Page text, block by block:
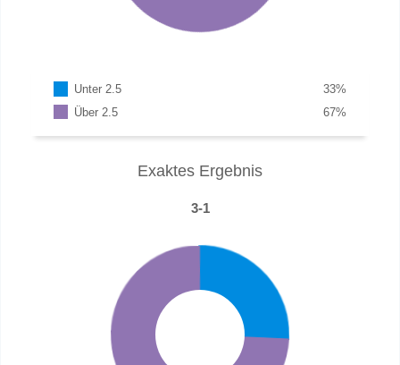
Unter 2.5 %
33
Über 2.5
%
67
Exaktes Ergebnis
3-1